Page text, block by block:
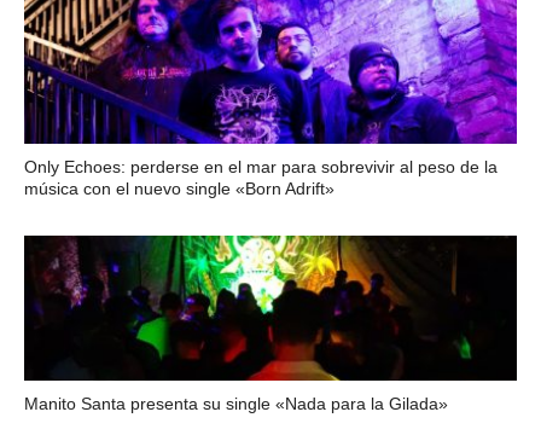
Only Echoes: perderse en el mar para sobrevivir al peso de la
música con el nuevo single «Born Adrift»
Manito Santa presenta su single «Nada para la Gilada»